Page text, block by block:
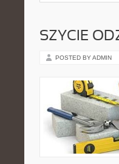
SZYCIE
POSTED BY ADMIN